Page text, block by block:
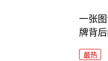
一张
牌背
最热